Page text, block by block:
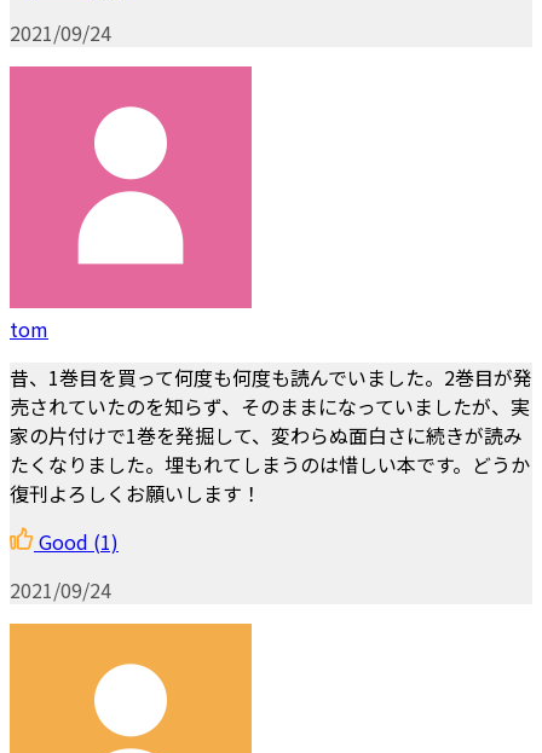
2021/09/24
tom
昔、1巻目を買って何度も何度も読んでいました。2巻目が発
売されていたのを知らず、そのままになっていましたが、実
家の片付けで1巻を発掘して、変わらぬ面白さに続きが読み
たくなりました。埋もれてしまうのは惜しい本です。どうか
復刊よろしくお願いします！
Good (1)
2021/09/24